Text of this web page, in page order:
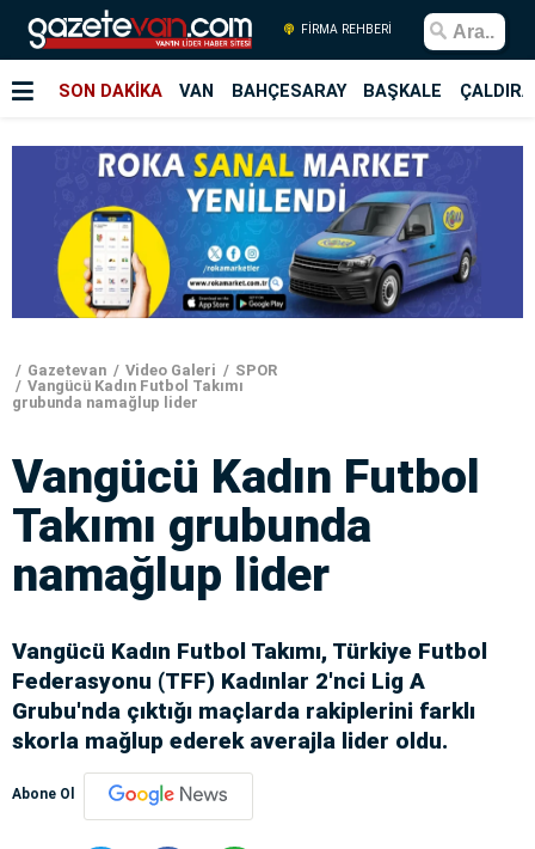
FİRMA REHBERİ
SON DAKİKA VAN BAHÇESARAY BAŞKALE
Gazetevan Video Galeri
SPOR
Vangücü Kadın Futbol Takımı
grubunda namağlup lider
Vangücü Kadın Futbol
Takımı grubunda
namağlup lider
Vangücü Kadın Futbol Takımı, Türkiye Futbol
Federasyonu (TFF) Kadınlar 2'nci Lig A
Grubu'nda çıktığı maçlarda rakiplerini farklı
skorla mağlup ederek averajla lider oldu.
Abone Ol